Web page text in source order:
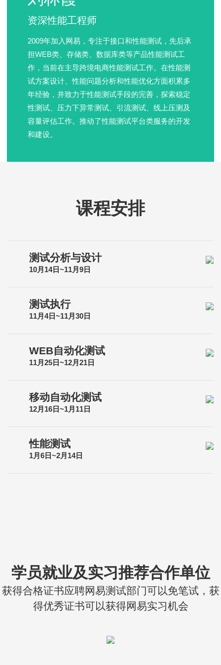
资深性能工程师
2009年加入网易，专注于接口和性能测试，先后承
担WEB类、存储类、数据库类等产品性能测试工
作，当前在主导跨境电商性能测试工作。在性能测
试方案设计、性能问题分析和性能优化方面积累多
年经验，并致力于性能测试手段的完善，探索稳定
性测试、压力下异常测试、引流测试、线上压测及
容量评估工作。推动了性能测试平台类服务的开发
和建设。
课程安排
测试分析与设计
10月14日~11月9日
测试执行
11月4日~11月30日
WEB自动化测试
11月25日~12月21日
移动自动化测试
12月16日~1月11日
性能测试
1月6日~2月14日
学员就业及实习推荐合作单位
获得合格证书应聘网易测试部门可以免笔试，获
得优秀证书可以获得网易实习机会